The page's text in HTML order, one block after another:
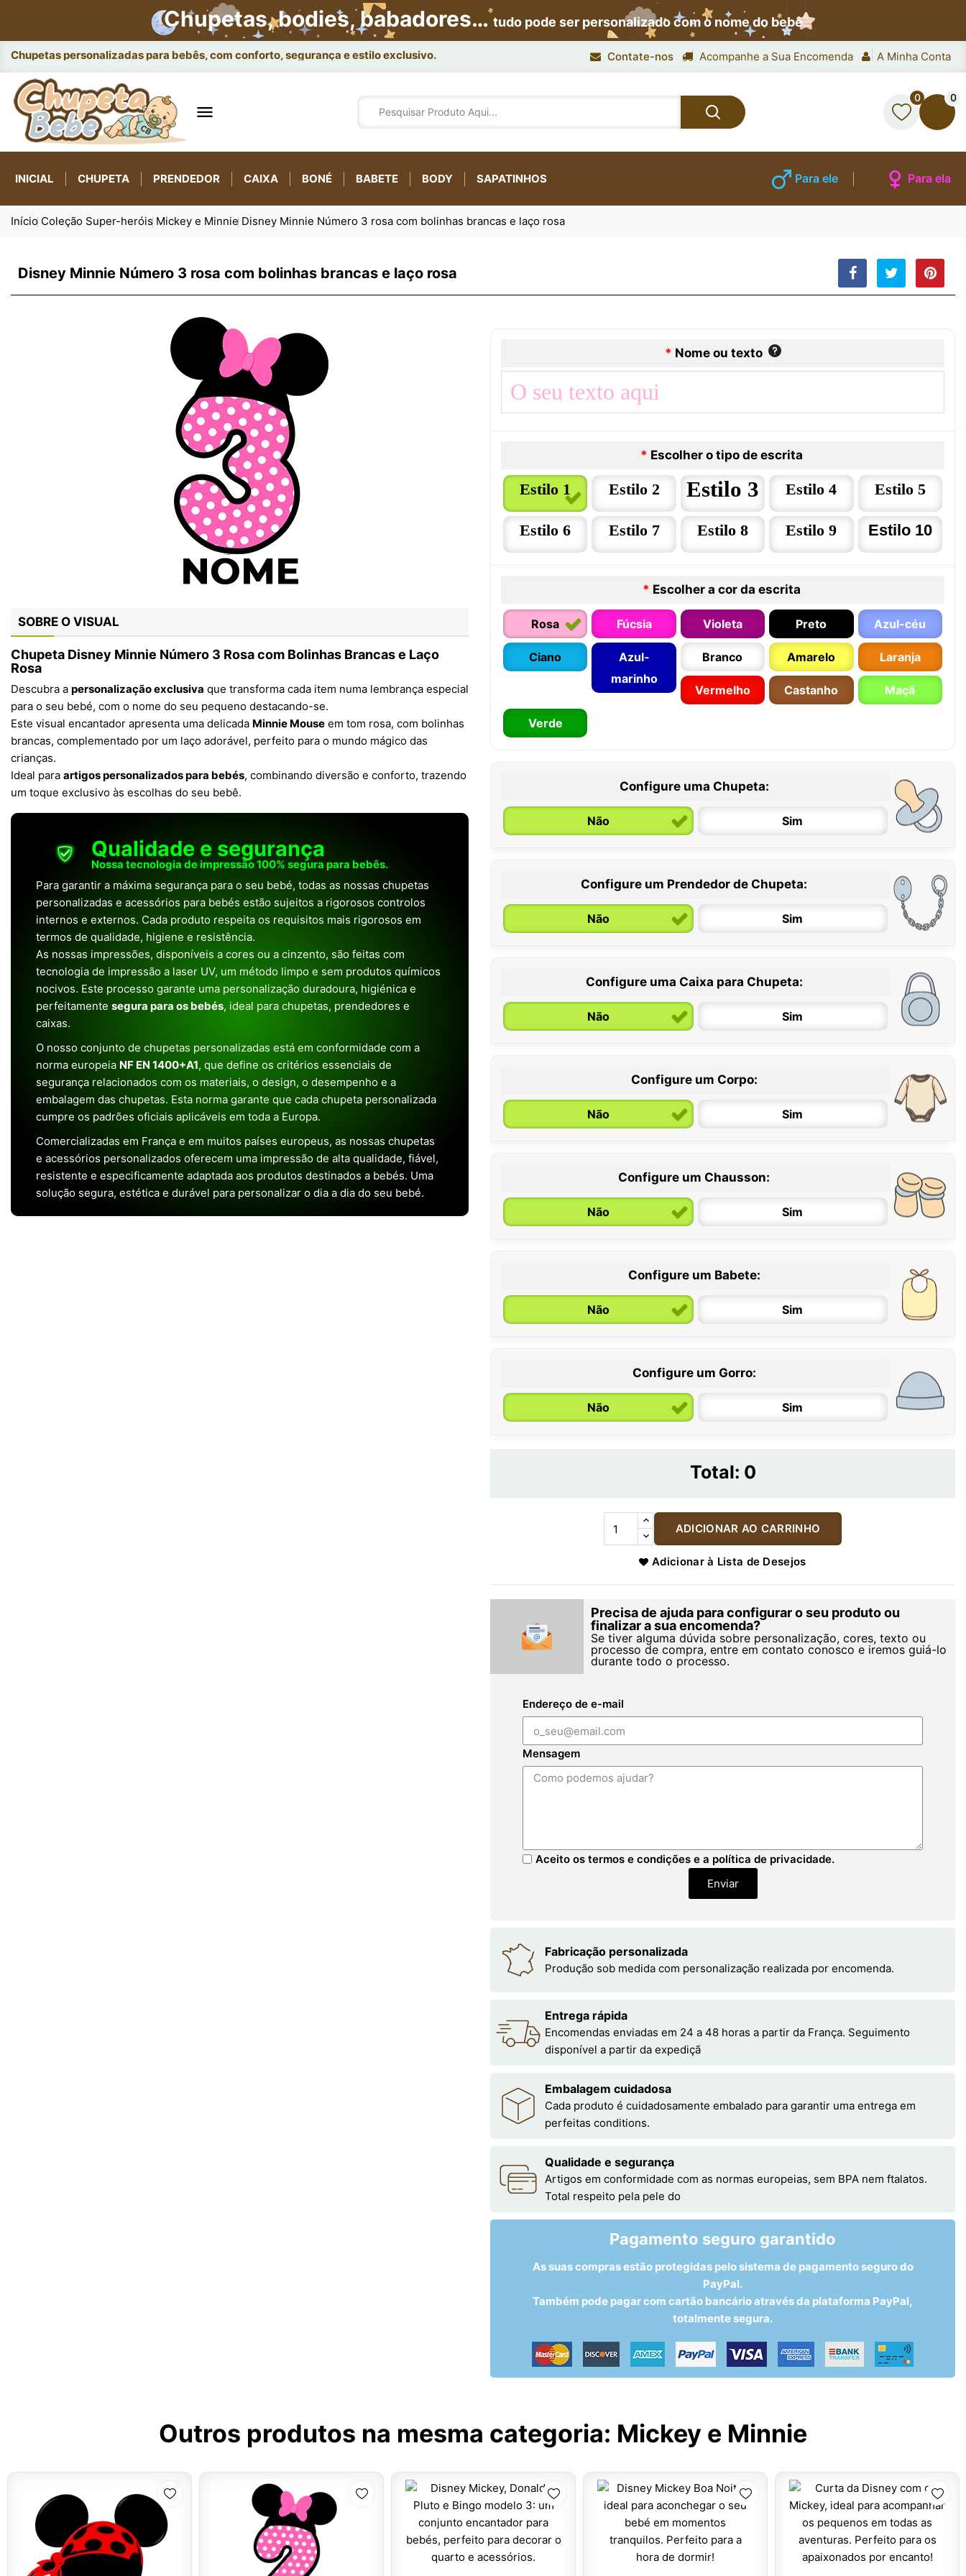
Chupetas, bodies, babadores…tudo pode ser personalizado com o nome do bebê
Chupetas personalizadas para bebês, com conforto, segurança e estilo exclusivo. Contate-nos Acompanhe a Sua Encomenda A Minha Conta

0 0
INICIAL CHUPETA PRENDEDOR CAIXA BONÉ BABETE BODY SAPATINHOS Para ele Para ela
Início Coleção Super-heróis Mickey e Minnie Disney Minnie Número 3 rosa com bolinhas brancas e laço rosa
Disney Minnie Número 3 rosa com bolinhas brancas e laço rosa
SOBRE O VISUAL
Chupeta Disney Minnie Número 3 Rosa com Bolinhas Brancas e Laço
Rosa
Descubra a personalização exclusiva que transforma cada item numa lembrança especial
para o seu bebé, com o nome do seu pequeno destacando-se.
Este visual encantador apresenta uma delicada Minnie Mouse em tom rosa, com bolinhas
brancas, complementado por um laço adorável, perfeito para o mundo mágico das
crianças.
Ideal para artigos personalizados para bebés, combinando diversão e conforto, trazendo
um toque exclusivo às escolhas do seu bebê.
Qualidade e segurança
Nossa tecnologia de impressão 100% segura para bebês.
Para garantir a máxima segurança para o seu bebé, todas as nossas chupetas
personalizadas e acessórios para bebés estão sujeitos a rigorosos controlos
internos e externos. Cada produto respeita os requisitos mais rigorosos em
termos de qualidade, higiene e resistência.
As nossas impressões, disponíveis a cores ou a cinzento, são feitas com
tecnologia de impressão a laser UV, um método limpo e sem produtos químicos
nocivos. Este processo garante uma personalização duradoura, higiénica e
perfeitamente segura para os bebés, ideal para chupetas, prendedores e
caixas.
O nosso conjunto de chupetas personalizadas está em conformidade com a
norma europeia NF EN 1400+A1, que define os critérios essenciais de
segurança relacionados com os materiais, o design, o desempenho e a
embalagem das chupetas. Esta norma garante que cada chupeta personalizada
cumpre os padrões oficiais aplicáveis em toda a Europa.
Comercializadas em França e em muitos países europeus, as nossas chupetas
e acessórios personalizados oferecem uma impressão de alta qualidade, fiável,
resistente e especificamente adaptada aos produtos destinados a bebés. Uma
solução segura, estética e durável para personalizar o dia a dia do seu bebé.
* Nome ou texto
* Escolher o tipo de escrita
Estilo 1 Estilo 2 Estilo 3 Estilo 4 Estilo 5
Estilo 6 Estilo 7 Estilo 8 Estilo 9 Estilo 10
* Escolher a cor da escrita
Rosa Fúcsia Violeta Preto Azul-céu
Ciano
Azul-
marinho
Branco Amarelo Laranja
Vermelho Castanho Maçã
Verde
Configure uma Chupeta:
Não Sim
0 / 6 meses
Configure um Prendedor de Chupeta:
Não Sim
Configure uma Caixa para Chupeta:
Não Sim
Configure um Corpo:
Não Sim
6 / 12 meses 12 / 18 meses
Configure um Chausson:
Não Sim
Configure um Babete:
Não Sim
Configure um Gorro:
Não Sim
Total: 0
ADICIONAR AO CARRINHO
Adicionar à Lista de Desejos
Precisa de ajuda para configurar o seu produto ou
finalizar a sua encomenda?
Se tiver alguma dúvida sobre personalização, cores, texto ou
processo de compra, entre em contato conosco e iremos guiá-lo
durante todo o processo.
Endereço de e-mail
Mensagem
Aceito os termos e condições e a política de privacidade.
Enviar
Fabricação personalizada
Produção sob medida com personalização realizada por encomenda.
Entrega rápida
Encomendas enviadas em 24 a 48 horas a partir da França. Seguimento
disponível a partir da expediçã
Embalagem cuidadosa
Cada produto é cuidadosamente embalado para garantir uma entrega em
perfeitas conditions.
Qualidade e segurança
Artigos em conformidade com as normas europeias, sem BPA nem ftalatos.
Total respeito pela pele do
Pagamento seguro garantido
As suas compras estão protegidas pelo sistema de pagamento seguro do
PayPal.
Também pode pagar com cartão bancário através da plataforma PayPal,
totalmente segura.
Outros produtos na mesma categoria: Mickey e Minnie